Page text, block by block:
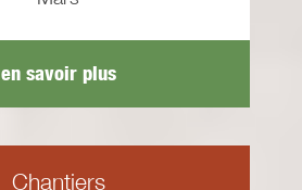
en savoir plus
Chantiers